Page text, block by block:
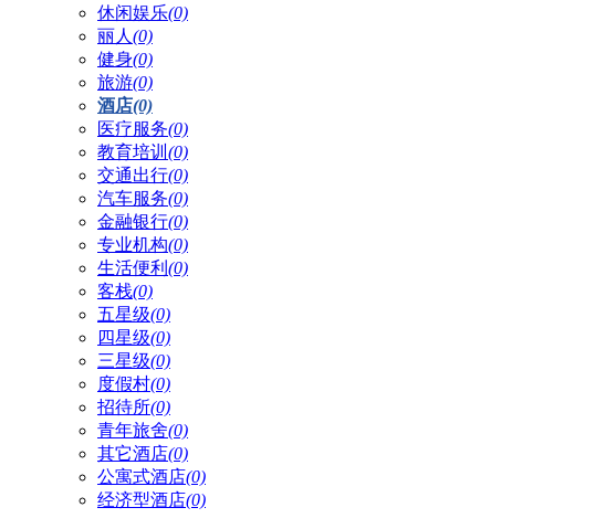
休闲娱乐(0)
丽人 (0)
健身(0)
旅游(0)
酒店(0)
医疗服务(0)
教育培训 (0)
交通出行(0)
汽车服务(0)
金融银行(0)
专业机构(0)
生活便利 (0)
客栈(0)
五星级(0)
四星级(0)
三星级(0)
度假村(0)
招待所(0)
青年旅舍(0)
其它酒店(0)
公寓式酒店(0)
经济型酒店(0)